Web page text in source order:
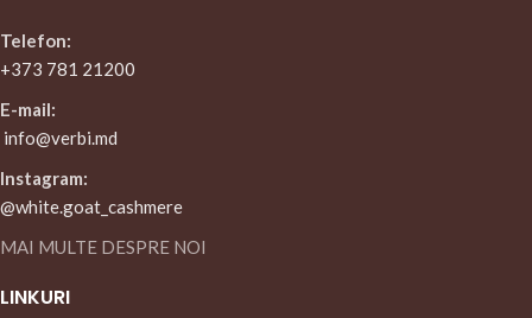
Telefon:
+373 781 21200
E-mail:
info@verbi.md
Instagram:
@white.goat_cashmere
MAI MULTE DESPRE NOI
LINKURI